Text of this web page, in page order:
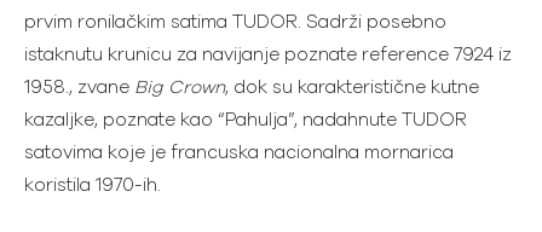
prvim ronilačkim satima TUDOR. Sadrži posebno
istaknutu krunicu za navijanje poznate reference 7924 iz
1958., zvane Big Crown, dok su karakteristične kutne
kazaljke, poznate kao “Pahulja”, nadahnute TUDOR
satovima koje je francuska nacionalna mornarica
koristila 1970-ih.